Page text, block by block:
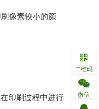
像素较小的颜
印刷过程中进行
二维码
微信